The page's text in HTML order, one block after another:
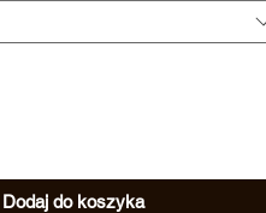
Dodaj do koszyka